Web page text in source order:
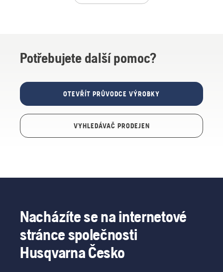
Potřebujete další pomoc?
OTEVŘÍT PRŮVODCE VÝROBKY
VYHLEDÁVAČ PRODEJEN
Nacházíte se na internetové
stránce společnosti
Husqvarna Česko